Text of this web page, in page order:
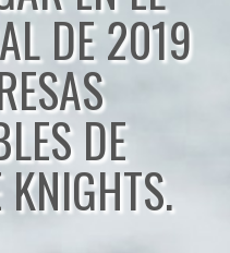
DE 2019
DE
KNIGHTS.